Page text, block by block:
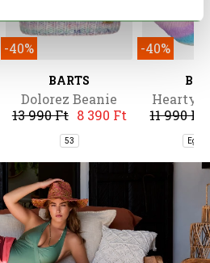
-40%
BARTS
Dolorez Beanie
13 990 Ft 8 390 Ft
53
-40%
Hearty
11 990 Ft
Egy